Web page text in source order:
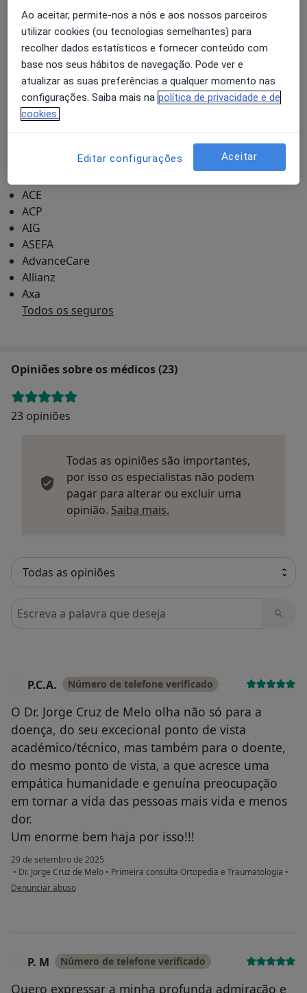
Consultório
Ampliar o mapa
Pcta. Henrique Moreira, 150, Vila Nova de Gaia 4400-
ACE
ACP
AIG
ASEFA
AdvanceCare
Allianz
Axa
Todos os seguros
Opiniões sobre os médicos (23)
23 opiniões
Todas as opiniões são importantes,
por isso os especialistas não podem
pagar para alterar ou excluir uma
opinião. Saiba mais.
Pesquisar em opiniões
P.C.A. Número de telefone verificado
O Dr. Jorge Cruz de Melo olha não só para a
doença, do seu excecional ponto de vista
académico/técnico, mas também para o doente,
do mesmo ponto de vista, a que acresce uma
empática humanidade e genuína preocupação
em tornar a vida das pessoas mais vida e menos
dor.
Um enorme bem haja por isso!!!
29 de setembro de 2025
• Dr. Jorge Cruz de Melo • Primeira consulta Ortopedia e Traumatologia •
na opinião do utilizador P.C.A.
Denunciar abuso
P. M Número de telefone verificado
Quero expressar a minha profunda admiração e
Ao aceitar, permite-nos a nós e aos nossos parceiros
utilizar cookies (ou tecnologias semelhantes) para
recolher dados estatísticos e fornecer conteúdo com
base nos seus hábitos de navegação. Pode ver e
atualizar as suas preferências a qualquer momento nas
configurações. Saiba mais na política de privacidade e de
cookies.
Editar configurações Aceitar